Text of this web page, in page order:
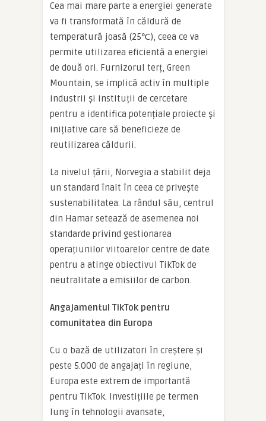
Cea mai mare parte a energiei generate
va fi transformată în căldură de
temperatură joasă (25℃), ceea ce va
permite utilizarea eficientă a energiei
de două ori. Furnizorul terț, Green
Mountain, se implică activ în multiple
industrii și instituții de cercetare
pentru a identifica potențiale proiecte și
inițiative care să beneficieze de
reutilizarea căldurii.
La nivelul țării, Norvegia a stabilit deja
un standard înalt în ceea ce privește
sustenabilitatea. La rândul său, centrul
din Hamar setează de asemenea noi
standarde privind gestionarea
operațiunilor viitoarelor centre de date
pentru a atinge obiectivul TikTok de
neutralitate a emisiilor de carbon.
Angajamentul TikTok pentru
comunitatea din Europa
Cu o bază de utilizatori în creștere și
peste 5.000 de angajați în regiune,
Europa este extrem de importantă
pentru TikTok. Investițiile pe termen
lung în tehnologii avansate,